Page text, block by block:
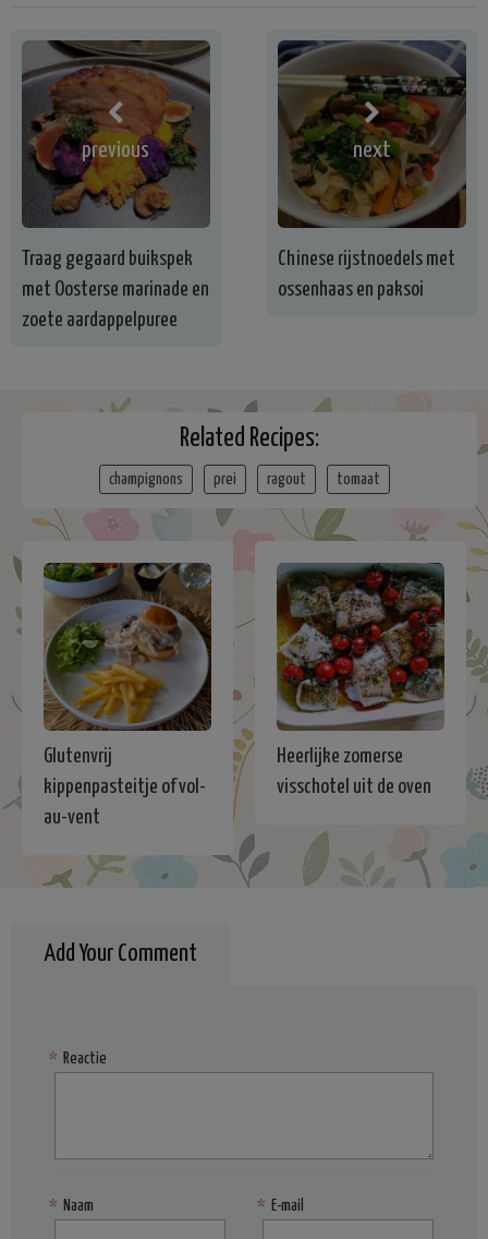
previous
Traag gegaard buikspek
met Oosterse marinade en
zoete aardappelpuree
next
Chinese rijstnoedels met
ossenhaas en paksoi
Related Recipes:
champignons prei ragout tomaat
Glutenvrij
kippenpasteitje of vol-
au-vent
Heerlijke zomerse
visschotel uit de oven
Add Your Comment
Reactie
*
Naam
* E-mail
*